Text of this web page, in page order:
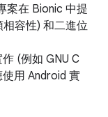
案在 Bionic 中提
容性) 和二進位
(例如 GNU C
用 Android 實